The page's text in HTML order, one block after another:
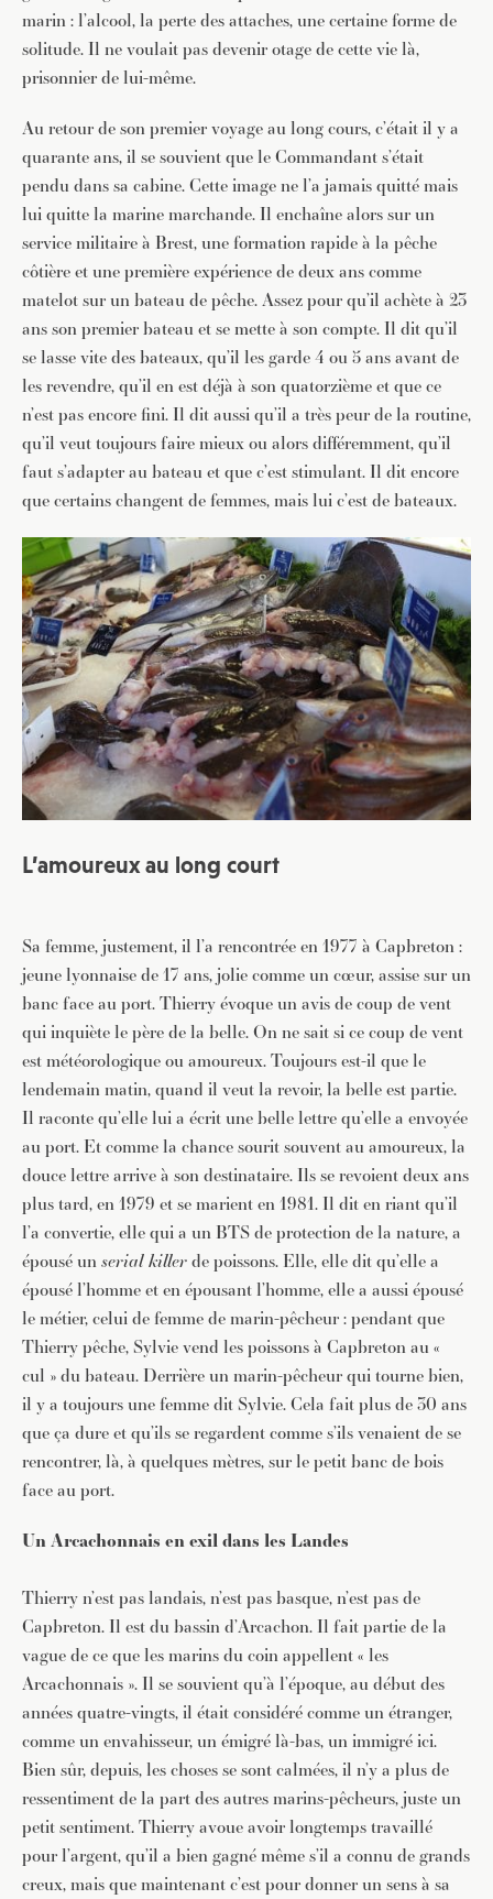
marin : l’alcool, la perte des attaches, une certaine forme de
solitude. Il ne voulait pas devenir otage de cette vie là,
prisonnier de lui-même.
Au retour de son premier voyage au long cours, c’était il y a
quarante ans, il se souvient que le Commandant s’était
pendu dans sa cabine. Cette image ne l’a jamais quitté mais
lui quitte la marine marchande. Il enchaîne alors sur un
service militaire à Brest, une formation rapide à la pêche
côtière et une première expérience de deux ans comme
matelot sur un bateau de pêche. Assez pour qu’il achète à 23
ans son premier bateau et se mette à son compte. Il dit qu’il
se lasse vite des bateaux, qu’il les garde 4 ou 5 ans avant de
les revendre, qu’il en est déjà à son quatorzième et que ce
n’est pas encore fini. Il dit aussi qu’il a très peur de la routine,
qu’il veut toujours faire mieux ou alors différemment, qu’il
faut s’adapter au bateau et que c’est stimulant. Il dit encore
que certains changent de femmes, mais lui c’est de bateaux.
L’amoureux au long court
Sa femme, justement, il l’a rencontrée en 1977 à Capbreton :
jeune lyonnaise de 17 ans, jolie comme un cœur, assise sur un
banc face au port. Thierry évoque un avis de coup de vent
qui inquiète le père de la belle. On ne sait si ce coup de vent
est météorologique ou amoureux. Toujours est-il que le
lendemain matin, quand il veut la revoir, la belle est partie.
Il raconte qu’elle lui a écrit une belle lettre qu’elle a envoyée
au port. Et comme la chance sourit souvent au amoureux, la
douce lettre arrive à son destinataire. Ils se revoient deux ans
plus tard, en 1979 et se marient en 1981. Il dit en riant qu’il
l’a convertie, elle qui a un BTS de protection de la nature, a
épousé unserial killerde poissons. Elle, elle dit qu’elle a
épousé l’homme et en épousant l’homme, elle a aussi épousé
le métier, celui de femme de marin-pêcheur : pendant que
Thierry pêche, Sylvie vend les poissons à Capbreton au «
cul » du bateau. Derrière un marin-pêcheur qui tourne bien,
il y a toujours une femme dit Sylvie. Cela fait plus de 30 ans
que ça dure et qu’ils se regardent comme s’ils venaient de se
rencontrer, là, à quelques mètres, sur le petit banc de bois
face au port.
Un Arcachonnais en exil dans les Landes
Thierry n’est pas landais, n’est pas basque, n’est pas de
Capbreton. Il est du bassin d’Arcachon. Il fait partie de la
vague de ce que les marins du coin appellent « les
Arcachonnais ». Il se souvient qu’à l’époque, au début des
années quatre-vingts, il était considéré comme un étranger,
comme un envahisseur, un émigré là-bas, un immigré ici.
Bien sûr, depuis, les choses se sont calmées, il n’y a plus de
ressentiment de la part des autres marins-pêcheurs, juste un
petit sentiment. Thierry avoue avoir longtemps travaillé
pour l’argent, qu’il a bien gagné même s’il a connu de grands
creux, mais que maintenant c’est pour donner un sens à sa